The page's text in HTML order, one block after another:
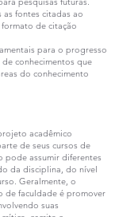
fontes citadas ao
de citação
para o progresso
conhecimentos que
do conhecimento
acadêmico
de seus cursos de
pode assumir diferentes
da disciplina, do nível
Geralmente, o
faculdade é promover
suas